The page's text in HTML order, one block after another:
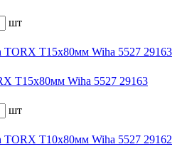
шт
T15х80мм Wiha 5527 29163
шт